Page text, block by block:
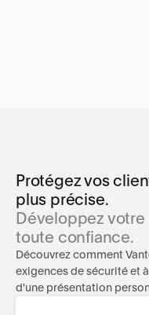
Protégez vos
plus précise.
Développez
toute confiance.
Découvrez comment
exigences de sécurité et
d'une présentation